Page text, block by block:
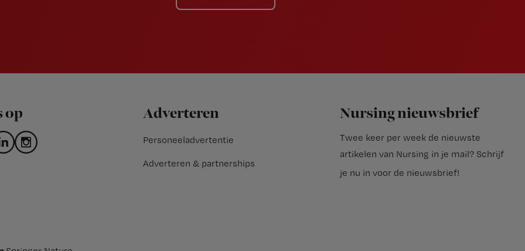
op Adverteren
Personeeladvertentie
Adverteren & partnerships
Nursing nieuwsbrief
Twee keer per week de nieuwste
artikelen van Nursing in je mail? Schrijf
je nu in voor de nieuwsbrief!